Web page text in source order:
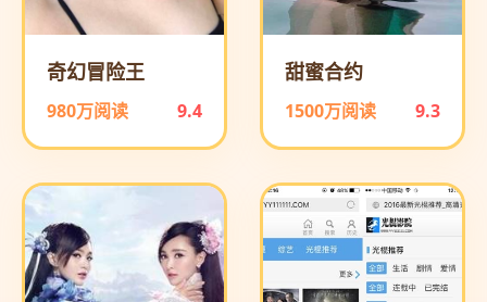
奇幻冒险王
980万阅读 9.4
甜蜜合约
1500万阅读 9.3